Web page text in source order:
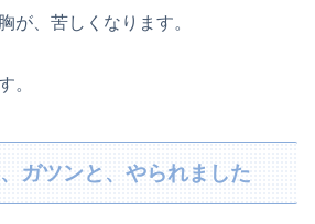
が、苦しくなります。
。
ガツンと、やられました